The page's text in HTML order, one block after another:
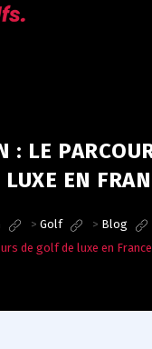
: LE
LUXE EN
> Golf > Blog
de golf de luxe en France